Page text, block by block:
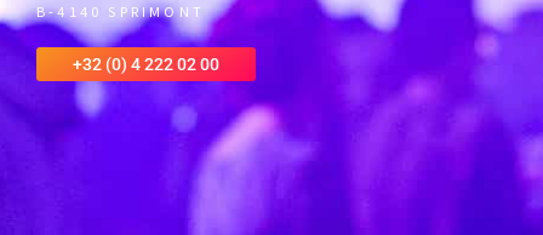
B-4140 SPRIMONT
+32 (0) 4 222 02 00